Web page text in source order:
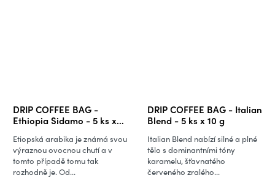
DRIP COFFEE BAG -
Ethiopia Sidamo - 5 ks x
Etiopská arabika je známá svou
výraznou ovocnou chutí a v
tomto případě tomu tak
rozhodně je. Od...
DRIP COFFEE BAG - Italian
Blend - 5 ks x 10 g
Italian Blend nabízí silné a plné
tělo s dominantními tóny
karamelu, šťavnatého
červeného zralého...